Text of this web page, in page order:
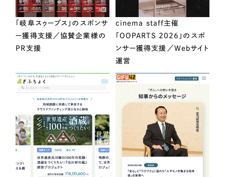
「岐阜スゥープス」のスポンサ
ー獲得支援／協賛企業様の
PR支援
cinema staff主催
「OOPARTS 2026」のスポ
ンサー獲得支援／Webサイト
運営